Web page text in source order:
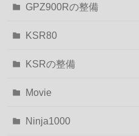
GPZ900Rの整備
KSR80
KSRの整備
Movie
Ninja1000